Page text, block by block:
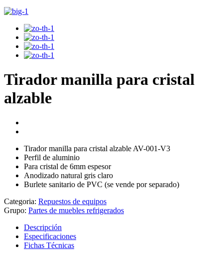
Tirador manilla para cristal
alzable
Tirador manilla para cristal alzable AV-001-V3
Perfil de aluminio
Para cristal de 6mm espesor
Anodizado natural gris claro
Burlete sanitario de PVC (se vende por separado)
Categoria: Repuestos de equipos
Grupo: Partes de muebles refrigerados
Descripción
Especificaciones
Fichas Técnicas